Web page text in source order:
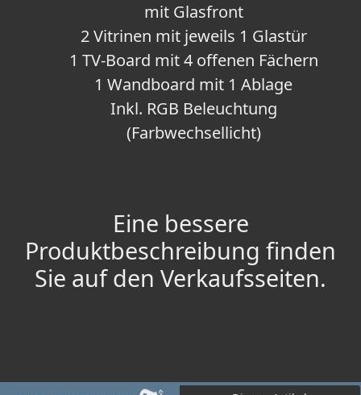
mit Glasfront
2 Vitrinen mit jeweils 1 Glastür
1 TV-Board mit 4 offenen Fächern
1 Wandboard mit 1 Ablage
Inkl. RGB Beleuchtung
(Farbwechsellicht)
Eine bessere
Produktbeschreibung finden
Sie auf den Verkaufsseiten.